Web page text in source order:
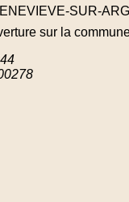
SUR-
sur la